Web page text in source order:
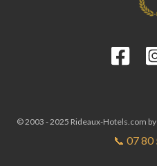
© 2003 - 2025 Rideaux-Hotels.com
📞 07 80